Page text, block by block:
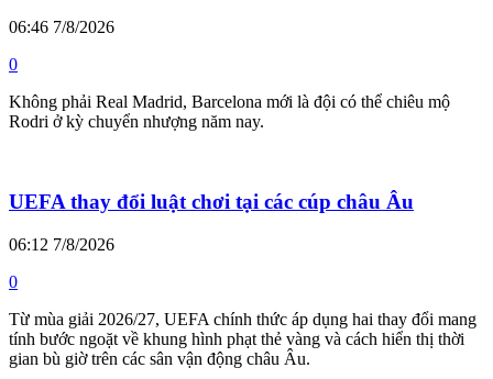
06:46 7/8/2026
0
Không phải Real Madrid, Barcelona mới là đội có thể chiêu mộ
Rodri ở kỳ chuyển nhượng năm nay.
UEFA thay đổi luật chơi tại các cúp châu Âu
06:12 7/8/2026
0
Từ mùa giải 2026/27, UEFA chính thức áp dụng hai thay đổi mang
tính bước ngoặt về khung hình phạt thẻ vàng và cách hiển thị thời
gian bù giờ trên các sân vận động châu Âu.